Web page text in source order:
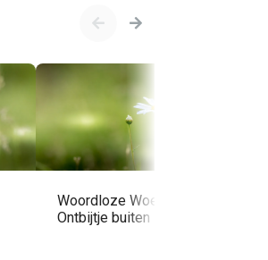
Woordloze Woensdag -
Ontbijtje buiten